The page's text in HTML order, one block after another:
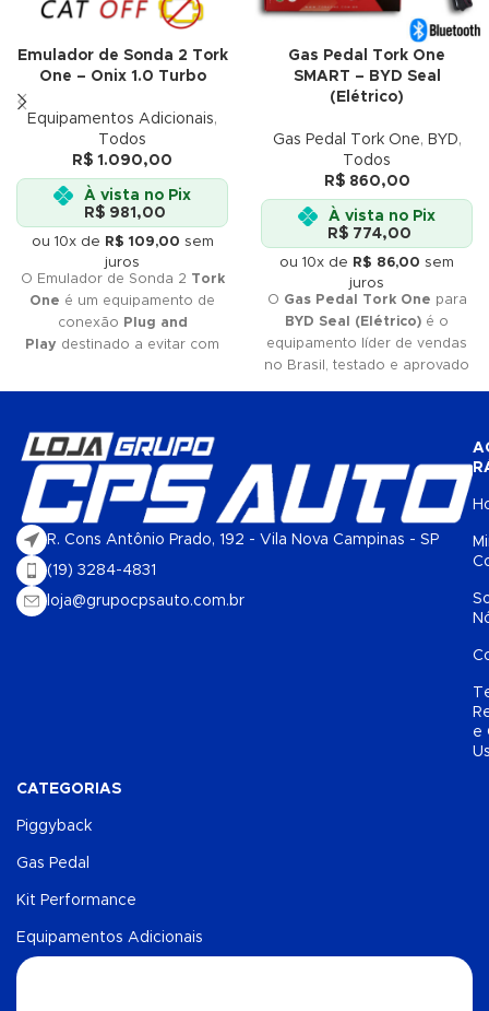
Emulador de Sonda 2 Tork
One – Onix 1.0 Turbo
Equipamentos Adicionais,
Todos
R$ 1.090,00
À vista no Pix
R$981,00
ou 10x de R$ 109,00 sem
juros
O Emulador de Sonda 2 Tork
One é um equipamento de
conexão Plug and
Play destinado a evitar com
Injeção) identifique
sistema de escape do veículo.
Gas Pedal Tork One
SMART – BYD Seal
(Elétrico)
Gas Pedal Tork One, BYD,
Todos
R$860,00
À vista no Pix
R$774,00
ou 10x de R$ 86,00 sem
juros
O Gas Pedal Tork One para
BYD Seal (Elétrico) é o
equipamento líder de vendas
no Brasil, testado e aprovado
Não perca tempo e adquira já
o seu!
R. Cons Antônio Prado, 192 - Vila Nova Campinas - SP
(19) 3284-4831
loja@grupocpsauto.com.br
e
CATEGORIAS
Piggyback
Gas Pedal
Kit Performance
Equipamentos Adicionais